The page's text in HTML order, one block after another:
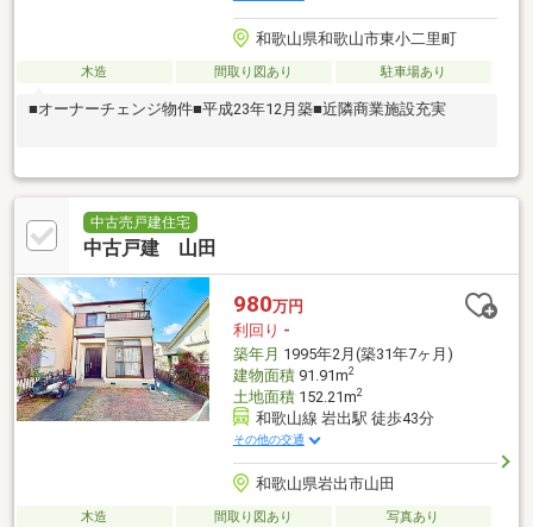
和歌山県和歌山市東小二里町
木造 間取り図あり 駐車場あり
■オーナーチェンジ物件■平成23年12月築■近隣商業施設充実
中古売戸建住宅
中古戸建 山田
980万円
利回り -
築年月 1995年2月(築31年7ヶ月)
建物面積91.91m2
土地面積152.21m2
和歌山線 岩出駅 徒歩43分
その他の交通
和歌山県岩出市山田
木造 間取り図あり
写真あり